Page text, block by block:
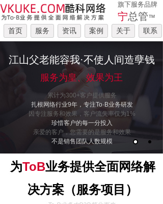
旗下服务品牌
宁总管™
首页
服务 资讯 案例 关于 联系
江山父老能容我·不使人间造孽钱
服务为皇、效果为王
累计为300+客户提供服务
扎根网络行业9年，专注To·B业务研发
因专注服务和效果，客户流失率仅为1%
珍惜客户的每一分投入
亲爱的客户，您需要的是服务和效果
不是销售团队人数规模
为ToB业务提供全面网络解
决方案（服务项目 ）